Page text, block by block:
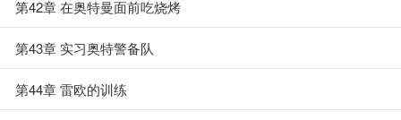
第42章 在奥特曼面前吃烧烤
第43章 实习奥特警备队
第44章 雷欧的训练